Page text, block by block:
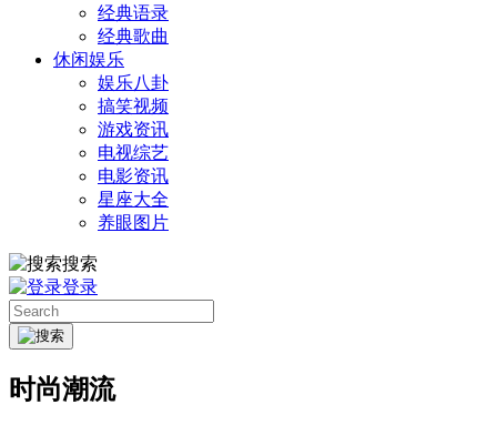
经典语录
经典歌曲
休闲娱乐
娱乐八卦
搞笑视频
游戏资讯
电视综艺
电影资讯
星座大全
养眼图片
搜索
登录
时尚潮流